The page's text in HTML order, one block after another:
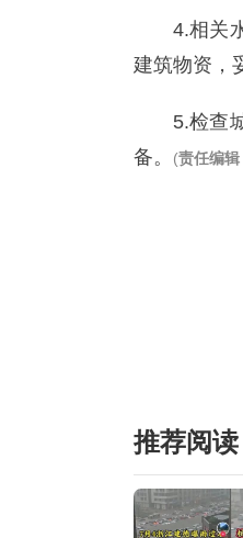
4.相关
建筑物资，
5.检查
备。
(责任编辑
推荐阅读